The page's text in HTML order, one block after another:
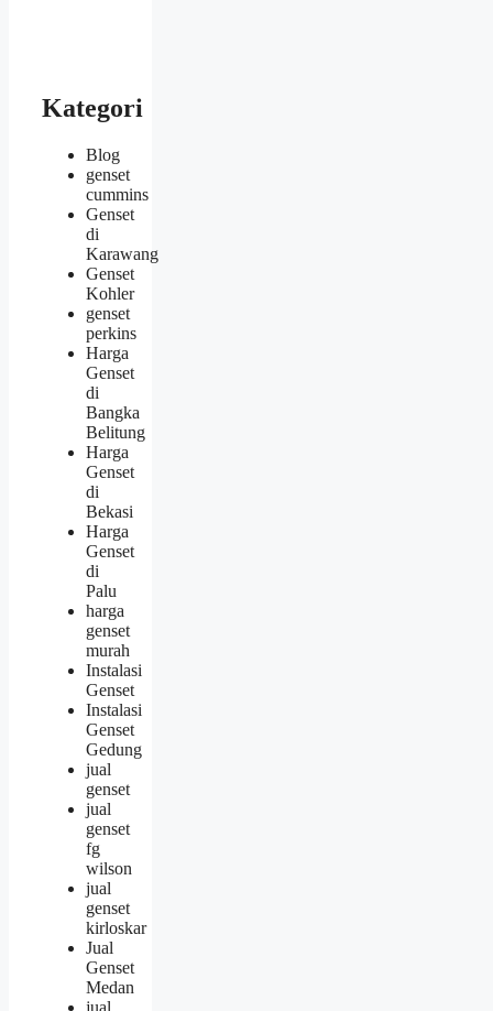
Kategori
Blog
genset
cummins
Genset
di
Karawang
Genset
Kohler
genset
perkins
Harga
Genset
di
Bangka
Belitung
Harga
Genset
di
Bekasi
Harga
Genset
di
Palu
harga
genset
murah
Instalasi
Genset
Instalasi
Genset
Gedung
jual
genset
jual
genset
fg
wilson
jual
genset
kirloskar
Jual
Genset
Medan
jual